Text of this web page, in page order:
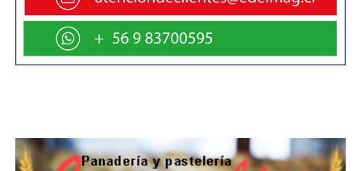
todo dispuesto este domingo 16 de noviembre, desde las
8 de la mañana hasta las 6 de la tarde, para que toda la
ciudadanía con derecho a voto (160.094 electores a nivel
“con el despliegue que se ha caracterizado bajo estos ya
cuatro años de gobierno que nos ha tocado elecciones